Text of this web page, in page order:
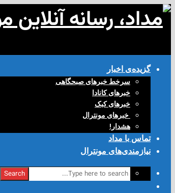
گزیده‌ی‌ اخبار
سرخط خبرهای صبحگاهی
خبرهای کانادا
خبرهای کبک
‌ خبرهای مونترال
هشدار!
تماس با مداد
نیازمندی‌های مونترال
Search